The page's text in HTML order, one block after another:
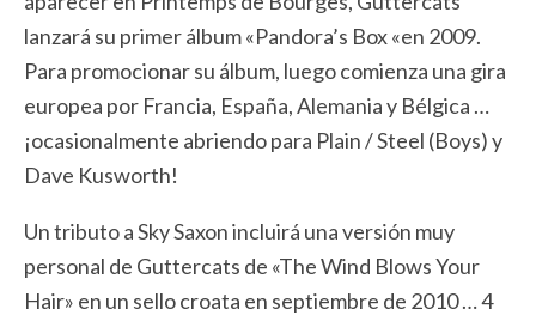
lanzará su primer álbum «Pandora’s Box «en 2009.
Para promocionar su álbum, luego comienza una gira
europea por Francia, España, Alemania y Bélgica …
¡ocasionalmente abriendo para Plain / Steel (Boys) y
Dave Kusworth!
Un tributo a Sky Saxon incluirá una versión muy
personal de Guttercats de «The Wind Blows Your
Hair» en un sello croata en septiembre de 2010 … 4